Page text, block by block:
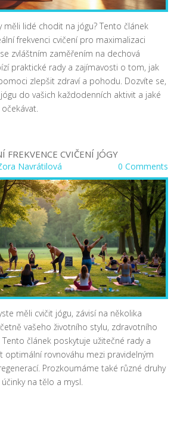
měli lidé chodit na jógu? Tento článek
frekvenci cvičení pro maximalizaci
zvláštním zaměřením na dechová
praktické rady a zajímavosti o tom, jak
zlepšit zdraví a pohodu. Dozvíte se,
do vašich každodenních aktivit a jaké
FREKVENCE CVIČENÍ JÓGY
Navrátilová 0 Comments
měli cvičit jógu, závisí na několika
vašeho životního stylu, zdravotního
Tento článek poskytuje užitečné rady a
optimální rovnováhu mezi pravidelným
Prozkoumáme také různé druhy
na tělo a mysl.